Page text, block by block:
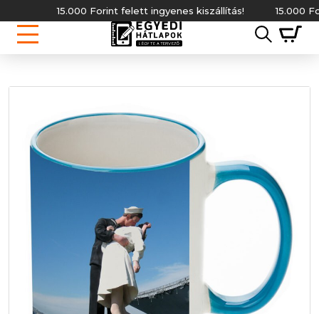
15.000 Forint felett ingyenes kiszállítás! 15.000